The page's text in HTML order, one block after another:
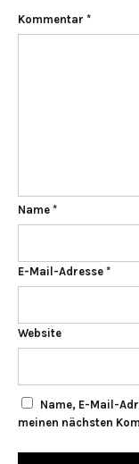
Kommentar *
Name *
E-Mail-Adresse *
Website
Name, E-Mail-
meinen nächsten